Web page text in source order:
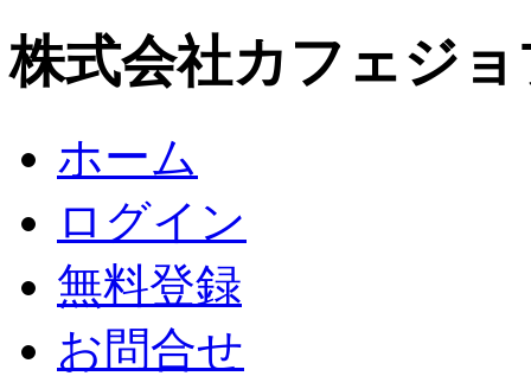
株式会社カフェジ
ホーム
ログイン
無料登録
お問合せ